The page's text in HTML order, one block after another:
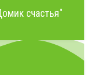
счастья"